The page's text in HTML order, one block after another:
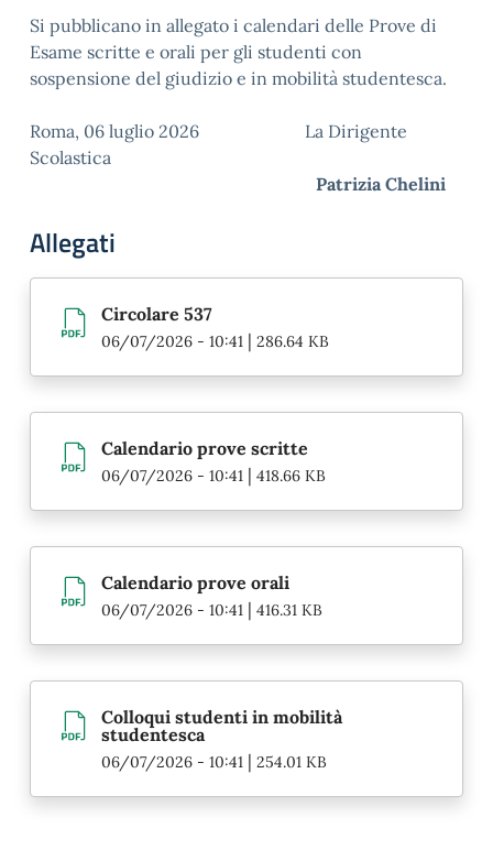
Si pubblicano in allegato i calendari delle Prove di
Esame scritte e orali per gli studenti con
sospensione del giudizio e in mobilità studentesca.
Roma, 06 luglio 2026 La Dirigente
Scolastica
Patrizia Chelini
Allegati
Circolare 537
06/07/2026 - 10:41 | 286.64 KB
Calendario prove scritte
06/07/2026 - 10:41 | 418.66 KB
Calendario prove orali
06/07/2026 - 10:41 | 416.31 KB
Colloqui studenti in mobilità
studentesca
06/07/2026 - 10:41 | 254.01 KB